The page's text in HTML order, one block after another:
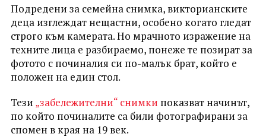
Подредени за семейна снимка, викторианските
деца изглеждат нещастни, особено когато гледат
строго към камерата. Но мрачното изражение на
техните лица е разбираемо, понеже те позират за
фотото с починалия си по-малък брат, който е
положен на един стол.
Тези „забележителни“ снимки показват начинът,
по който починалите са били фотографирани за
спомен в края на 19 век.